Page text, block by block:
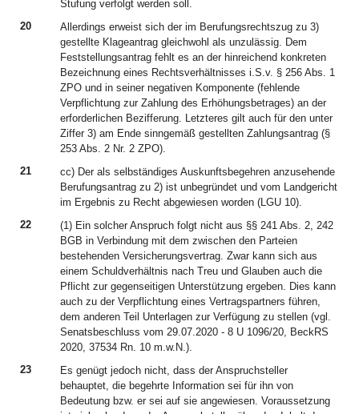
Stufung verfolgt werden soll.
20
Allerdings erweist sich der im Berufungsrechtszug zu 3)
gestellte Klageantrag gleichwohl als unzulässig. Dem
Feststellungsantrag fehlt es an der hinreichend konkreten
Bezeichnung eines Rechtsverhältnisses i.S.v. § 256 Abs. 1
ZPO und in seiner negativen Komponente (fehlende
Verpflichtung zur Zahlung des Erhöhungsbetrages) an der
erforderlichen Bezifferung. Letzteres gilt auch für den unter
Ziffer 3) am Ende sinngemäß gestellten Zahlungsantrag (§
253 Abs. 2 Nr. 2 ZPO).
21
cc) Der als selbständiges Auskunftsbegehren anzusehende
Berufungsantrag zu 2) ist unbegründet und vom Landgericht
im Ergebnis zu Recht abgewiesen worden (LGU 10).
22
(1) Ein solcher Anspruch folgt nicht aus §§ 241 Abs. 2, 242
BGB in Verbindung mit dem zwischen den Parteien
bestehenden Versicherungsvertrag. Zwar kann sich aus
einem Schuldverhältnis nach Treu und Glauben auch die
Pflicht zur gegenseitigen Unterstützung ergeben. Dies kann
auch zu der Verpflichtung eines Vertragspartners führen,
dem anderen Teil Unterlagen zur Verfügung zu stellen (vgl.
Senatsbeschluss vom 29.07.2020 - 8 U 1096/20, BeckRS
2020, 37534 Rn. 10 m.w.N.).
23
Es genügt jedoch nicht, dass der Anspruchsteller
behauptet, die begehrte Information sei für ihn von
Bedeutung bzw. er sei auf sie angewiesen. Voraussetzung